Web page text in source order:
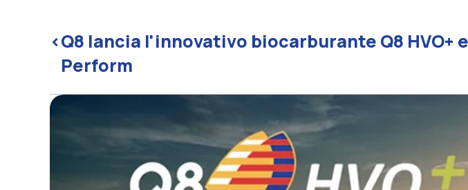
<Q8 lancia l'innovativo biocarburante Q8
Perform